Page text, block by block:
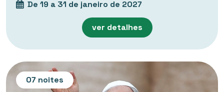
De 19 a 31 de janeiro de 2027
ver detalhes
07 noites